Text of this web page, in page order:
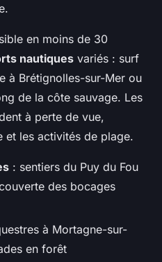
en moins de 30
nautiques variés : surf
à Brétignolles-sur-Mer ou
de la côte sauvage. Les
à perte de vue,
et les activités de plage.
: sentiers du Puy du Fou
des bocages
à Mortagne-sur-
en forêt